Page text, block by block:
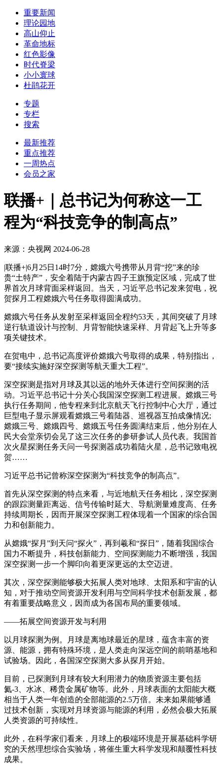
重要新闻
理论园地
高山仰止
革命地标
红色影像
时代脊梁
小小寰球
杜鹃花开
专题
专栏
搜索
最新推荐
重点推荐
一周热点
会员之家
联播+｜总书记为何称这一工
程为“科技竞争的制高点”
来源：央视网 2024-06-28
|联播+|6月25日14时7分，嫦娥六号携带从月背“挖”来的珍
贵“土特产”，安全着陆于内蒙古四子王旗预定区域，完成了世
界首次月球背面采样返回。当天，习近平总书记发来贺电，祝
贺探月工程嫦娥六号任务取得圆满成功。
嫦娥六号任务从发射至采样返回全程约53天，其间突破了月球
逆行轨道设计与控制、月背智能快速采样、月背起飞上升等多
项关键技术。
在贺电中，总书记高度评价嫦娥六号取得的成果，特别指出，
要“接续实施好深空探测等航天重大工程”。
深空探测是指对月球及其以远的地外天体进行空间探测的活
动。习近平总书记十分关心我国深空探测工程进展。嫦娥三号
执行任务期间，他专程来到北京航天飞行控制中心大厅，通过
巨型电子显示屏观看嫦娥三号着陆器、巡视器互拍成像情况;
嫦娥三号、嫦娥四号、嫦娥五号任务圆满结束后，他分别在人
民大会堂亲切会见了这三次任务的参研参试人员代表。我国首
次火星探测任务天问一号探测器成功着陆火星，总书记致电祝
贺……
习近平总书记曾称深空探测为“科技竞争的制高点”。
首先从深空探测的特点来看，与近地航天任务相比，深空探测
的跟踪测量距离远、信号传输时延大、导航测量难度高、任务
持续周期长，因而开展深空探测工程体现着一个国家的综合国
力和创新能力。
从嫦娥“探月”到天问“探火”，再到羲和“探日”，随着我国综合
国力不断提升，科技创新能力、空间探测能力不断增强，我国
深空探测一步一个脚印向着更深更远的太空迈进。
其次，深空探测能够极大拓展人类对地球、太阳系和宇宙的认
知，对于推动空间资源开发利用与空间科学技术创新发展，都
有着重要战略意义，因而成为各国布局的重要领域。
——拓展空间资源开发与利用
以月球探测为例。月球是离地球最近的星球，蕴含丰富的资
源、能源，拥有特殊环境，是人类走向深远空间的前哨基地和
试验场。因此，各国深空探测大多从探月开始。
目前，已探测到月球有较大利用潜力的物质资源主要包括
氦-3、水冰、稀贵金属矿物等。此外，月球表面的太阳能大概
相当于人类一年创造的全部能源的2.5万倍。未来如果能够通
过技术创新，实现对月球资源与能源的利用，必然会极大拓展
人类资源的可持续性。
此外，在科学家们看来，月球上的极端环境是开展基础科学研
究的天然理想综合实验场，将催生重大科学发现和颠覆性科技
成果。